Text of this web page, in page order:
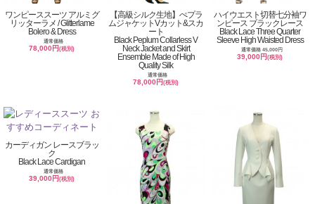
ワンピーススーツ アルミグ
リッターラメ / Glitterlame
Bolero & Dress
通常価格
78,000円(税別)
【高級シルク生地】ぺプラ
ムジャケットVカット&スカ
ート
Black Peplum Collarless V
Neck Jacket and Skirt
Ensemble Made of High
Quality Silk
通常価格
78,000円(税別)
ハイウエスト切替七分袖ワ
ンピース ブラックレース
Black Lace Three Quarter
Sleeve High Waisted Dress
通常価格 45,000円
39,000円(税別)
カーディガン レースブラッ
ク
Black Lace Cardigan
通常価格
39,000円(税別)